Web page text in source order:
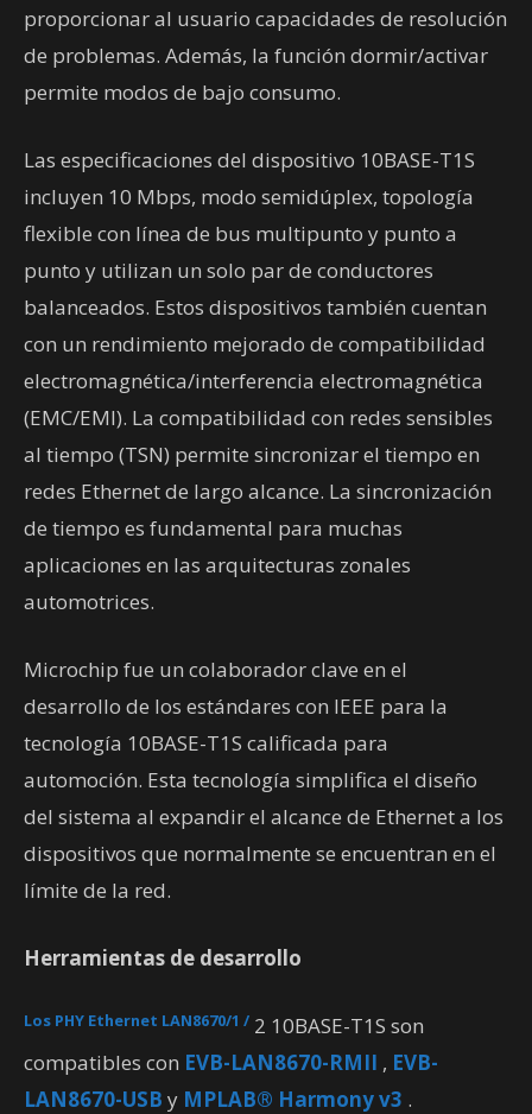
proporcionar al usuario capacidades de resolución
de problemas. Además, la función dormir/activar
permite modos de bajo consumo.
Las especificaciones del dispositivo 10BASE-T1S
incluyen 10 Mbps, modo semidúplex, topología
flexible con línea de bus multipunto y punto a
punto y utilizan un solo par de conductores
balanceados. Estos dispositivos también cuentan
con un rendimiento mejorado de compatibilidad
electromagnética/interferencia electromagnética
(EMC/EMI). La compatibilidad con redes sensibles
al tiempo (TSN) permite sincronizar el tiempo en
redes Ethernet de largo alcance. La sincronización
de tiempo es fundamental para muchas
aplicaciones en las arquitecturas zonales
automotrices.
Microchip fue un colaborador clave en el
desarrollo de los estándares con IEEE para la
tecnología 10BASE-T1S calificada para
automoción. Esta tecnología simplifica el diseño
del sistema al expandir el alcance de Ethernet a los
dispositivos que normalmente se encuentran en el
límite de la red.
Herramientas de desarrollo
Los PHY Ethernet LAN8670/1 / 2 10BASE-T1S son
compatibles con EVB-LAN8670-RMII , EVB-
LAN8670-USB y MPLAB® Harmony v3 .